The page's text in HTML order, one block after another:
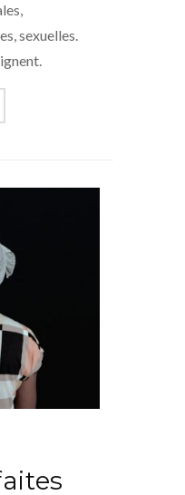
sexuelles.